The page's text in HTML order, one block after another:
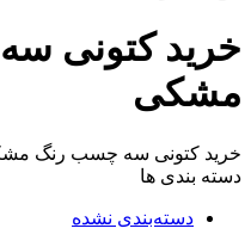
خرید کتونی
مشکی
خرید کتونی سه چسب رنگ
دسته بندی ها
دسته‌بندی نشده